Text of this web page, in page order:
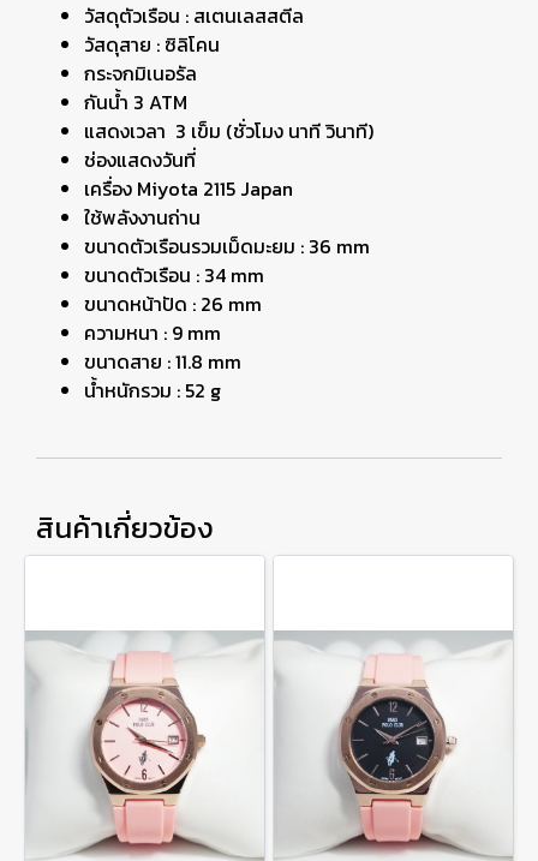
วัสดุตัวเรือน : สเตนเลสสตีล
วัสดุสาย : ซิลิโคน
กระจกมิเนอรัล
กันน้ำ 3 ATM
แสดงเวลา 3 เข็ม (ชั่วโมง นาที วินาที)
ช่องแสดงวันที่
เครื่อง Miyota 2115 Japan
ใช้พลังงานถ่าน
ขนาดตัวเรือนรวมเม็ดมะยม : 36 mm
ขนาดตัวเรือน : 34 mm
ขนาดหน้าปัด : 26 mm
ความหนา : 9 mm
ขนาดสาย : 11.8 mm
น้ำหนักรวม : 52 g
สินค้าเกี่ยวข้อง